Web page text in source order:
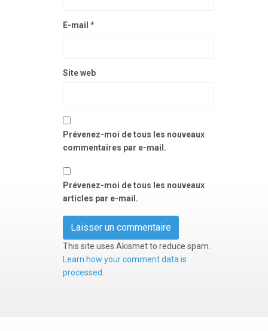
E-mail *
Site web
Prévenez-moi de tous les nouveaux
commentaires par e-mail.
Prévenez-moi de tous les nouveaux
articles par e-mail.
This site uses Akismet to reduce spam.
Learn how your comment data is
processed.